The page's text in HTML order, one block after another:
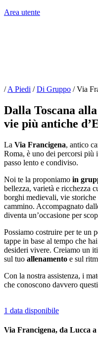
Area utente
/A Piedi /Di Gruppo /Via
Dalla Toscana
vie più antiche
La Via Francigena, antico
Roma, è uno dei percorsi più
passo lento e condiviso.
Noi te la proponiamo in
bellezza, varietà e ricchezza
borghi medievali, vie storiche
cammino. Accompagnato
diventa un’occasione per
Possiamo costruire per te un
tappe in base al tempo che
desideri vivere. Creiamo un
sul tuo allenamento e sul
Con la nostra assistenza, i
che conoscono davvero
1 data disponibile
Via Francigena, da Lucca a